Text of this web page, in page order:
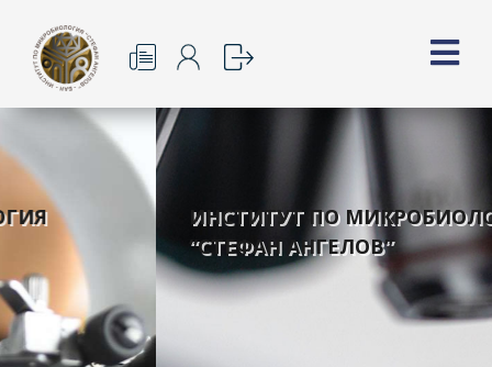
ИНСТИТУТ ПО МИКРОБИОЛОГИЯ
“СТЕФАН АНГЕЛОВ”